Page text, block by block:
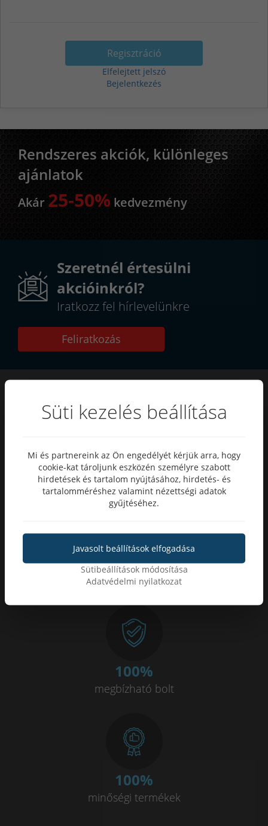
Regisztráció
Elfelejtett jelszó
Bejelentkezés
Rendszeres akciók, különleges
ajánlatok
Akár 25-50% kedvezmény
Szeretnél értesülni
akcióinkról?
Iratkozz fel hírlevelünkre
Feliratkozás
5000+
elégedett vásárló
14 napos
pénzvisszafizetési garancia
100%
megbízható bolt
100%
minőségi termékek
Süti kezelés beállítása
Mi és partnereink az Ön engedélyét kérjük arra, hogy
cookie-kat tároljunk eszközén személyre szabott
hirdetések és tartalom nyújtásához, hirdetés- és
tartalomméréshez valamint nézettségi adatok
gyűjtéséhez.
Javasolt beállítások elfogadása
Sütibeállítások módosítása
Adatvédelmi nyilatkozat